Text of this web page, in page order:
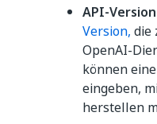
API-Version
Version, die
OpenAI-
können
eingeben,
herstellen